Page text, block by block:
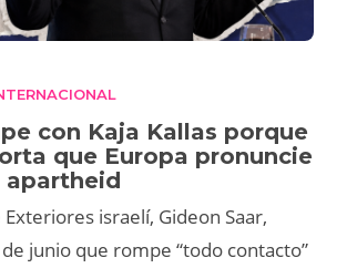
con Kaja Kallas porque
que Europa pronuncie
apartheid
israelí, Gideon Saar,
junio que rompe “todo contacto”